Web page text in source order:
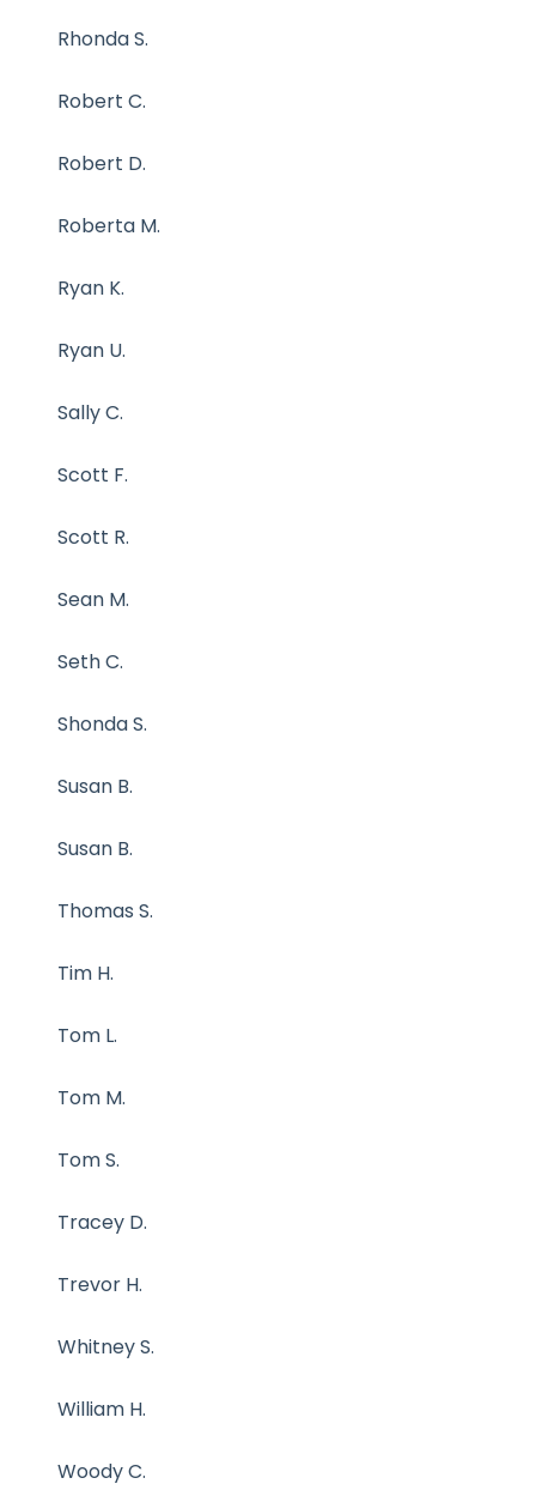
Rhonda S.
Robert C.
Robert D.
Roberta M.
Ryan K.
Ryan U.
Sally C.
Scott F.
Scott R.
Sean M.
Seth C.
Shonda S.
Susan B.
Susan B.
Thomas S.
Tim H.
Tom L.
Tom M.
Tom S.
Tracey D.
Trevor H.
Whitney S.
William H.
Woody C.